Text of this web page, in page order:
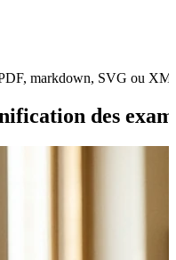
markdown, SVG ou
des